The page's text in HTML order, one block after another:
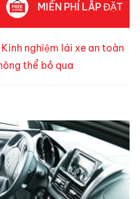
MIỄN PHÍ LẮP ĐẶT
Kinh nghiệm lái xe an toàn
thể bỏ qua